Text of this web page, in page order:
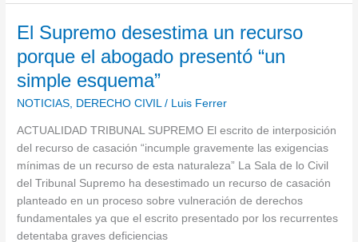
El Supremo desestima un recurso
porque el abogado presentó “un
simple esquema”
NOTICIAS, DERECHO CIVIL/ Luis Ferrer
ACTUALIDAD TRIBUNAL SUPREMO El escrito de interposición
del recurso de casación “incumple gravemente las exigencias
mínimas de un recurso de esta naturaleza” La Sala de lo Civil
del Tribunal Supremo ha desestimado un recurso de casación
planteado en un proceso sobre vulneración de derechos
fundamentales ya que el escrito presentado por los recurrentes
detentaba graves deficiencias
El
desestima
un
recurso
el
abogado
presentó
“un
simple
esquema”